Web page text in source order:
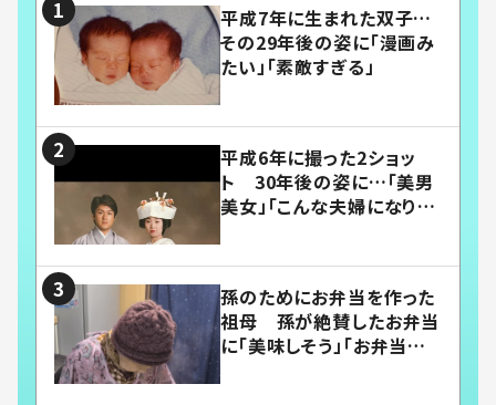
平成7年に生まれた双子…
その29年後の姿に「漫画み
たい」「素敵すぎる」
平成6年に撮った2ショッ
ト 30年後の姿に…「美男
美女」「こんな夫婦になりた
孫のためにお弁当を作った
祖母 孫が絶賛したお弁当
に「美味しそう」「お弁当すご